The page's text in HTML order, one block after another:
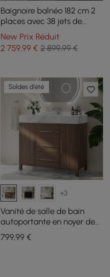
Baignoire balnéo 182 cm 2
places avec 38 jets de
massage et contrôle de
température
New Prix Réduit
2 759,99€ 2 899,99 €
Soldes d'été
+3
Vanité de salle de bain
autoportante en noyer de
1000 mm, dessus en pierre
frittée et poignées
799,99€